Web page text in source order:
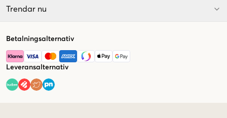
Trendar nu
Betalningsalternativ
Leveransalternativ